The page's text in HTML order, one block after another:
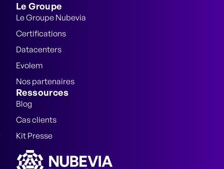
Le Groupe
Le Groupe Nubevia
Certifications
Datacenters
Evolem
Nos partenaires
Ressources
Blog
Cas clients
Kit Presse